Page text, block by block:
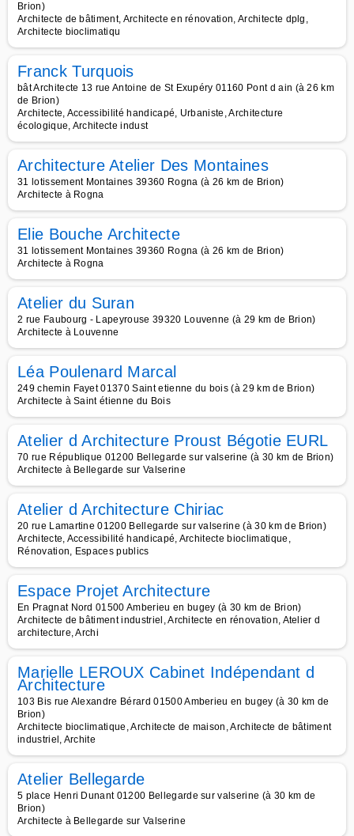
Brion)
Architecte de bâtiment, Architecte en rénovation, Architecte dplg,
Architecte bioclimatiqu
Franck Turquois
bât Architecte 13 rue Antoine de St Exupéry 01160 Pont d ain (à 26 km
de Brion)
Architecte, Accessibilité handicapé, Urbaniste, Architecture
écologique, Architecte indust
Architecture Atelier Des Montaines
31 lotissement Montaines 39360 Rogna (à 26 km de Brion)
Architecte à Rogna
Elie Bouche Architecte
31 lotissement Montaines 39360 Rogna (à 26 km de Brion)
Architecte à Rogna
Atelier du Suran
2 rue Faubourg - Lapeyrouse 39320 Louvenne (à 29 km de Brion)
Architecte à Louvenne
Léa Poulenard Marcal
249 chemin Fayet 01370 Saint etienne du bois (à 29 km de Brion)
Architecte à Saint étienne du Bois
Atelier d Architecture Proust Bégotie EURL
70 rue République 01200 Bellegarde sur valserine (à 30 km de Brion)
Architecte à Bellegarde sur Valserine
Atelier d Architecture Chiriac
20 rue Lamartine 01200 Bellegarde sur valserine (à 30 km de Brion)
Architecte, Accessibilité handicapé, Architecte bioclimatique,
Rénovation, Espaces publics
Espace Projet Architecture
En Pragnat Nord 01500 Amberieu en bugey (à 30 km de Brion)
Architecte de bâtiment industriel, Architecte en rénovation, Atelier d
architecture, Archi
Marielle LEROUX Cabinet Indépendant d
Architecture
103 Bis rue Alexandre Bérard 01500 Amberieu en bugey (à 30 km de
Brion)
Architecte bioclimatique, Architecte de maison, Architecte de bâtiment
industriel, Archite
Atelier Bellegarde
5 place Henri Dunant 01200 Bellegarde sur valserine (à 30 km de
Brion)
Architecte à Bellegarde sur Valserine